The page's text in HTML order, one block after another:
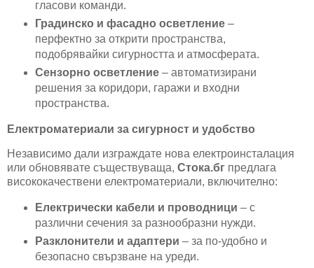
гласови команди.
Градинско и фасадно осветление–
перфектно за открити пространства,
подобрявайки сигурността и атмосферата.
Сензорно осветление– автоматизирани
решения за коридори, гаражи и входни
пространства.
Електроматериали за сигурност и удобство
Независимо дали изграждате нова електроинсталация
или обновявате съществуваща, Стока.бг предлага
висококачествени електроматериали, включително:
Електрически кабели и проводници – с
различни сечения за разнообразни нужди.
Разклонители и адаптери – за по-удобно и
безопасно свързване на уреди.